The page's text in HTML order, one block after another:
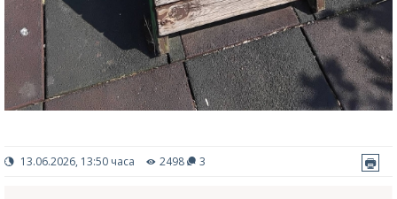
13.06.2026, 13:50 часа 2498 3